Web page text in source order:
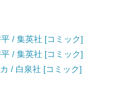
/ 集英社 [コミック]
/ 集英社 [コミック]
/ 白泉社 [コミック]